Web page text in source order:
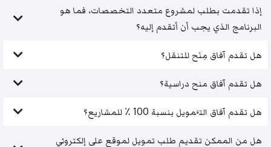
إذا تقدمت بطلب لمشروع متعدد التخصصات، فما هو
البرنامج الذي يجب أن أتقدم إليه؟
هل تقدم آفاق مِنَح للتنقل؟
هل تقدم آفاق منح دراسية؟
هل تقدم آفاق التَّمويل بنسبة 100 ٪ للمشاريع؟
هل من الممكن تقديم طلب تمويل لموقع على إلكتروني